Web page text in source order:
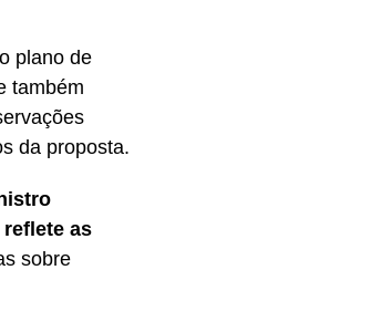
a reação
plano de
também
da proposta.
reflete as
sobre